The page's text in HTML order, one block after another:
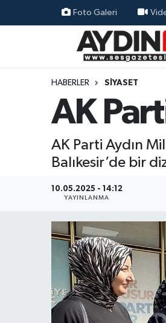
Foto Galeri
HABERLER SIYASET
AK
AK Parti Aydın
Balıkesir’de bir
10.05.2025 - 14:12
YAYINLANMA
Siyaset
Ekonomi
Yaşam
Eğitim
Kültür Sanat
Aydın Nöbetçi Eczaneler
Aydın Hava Durumu
Aydin Namaz Vakitleri
Aydın Trafik Yoğunluk
Süper Lig Puan Durumu ve
Tüm Manşetler
Son Dakika Haberleri
Haber Arşivi